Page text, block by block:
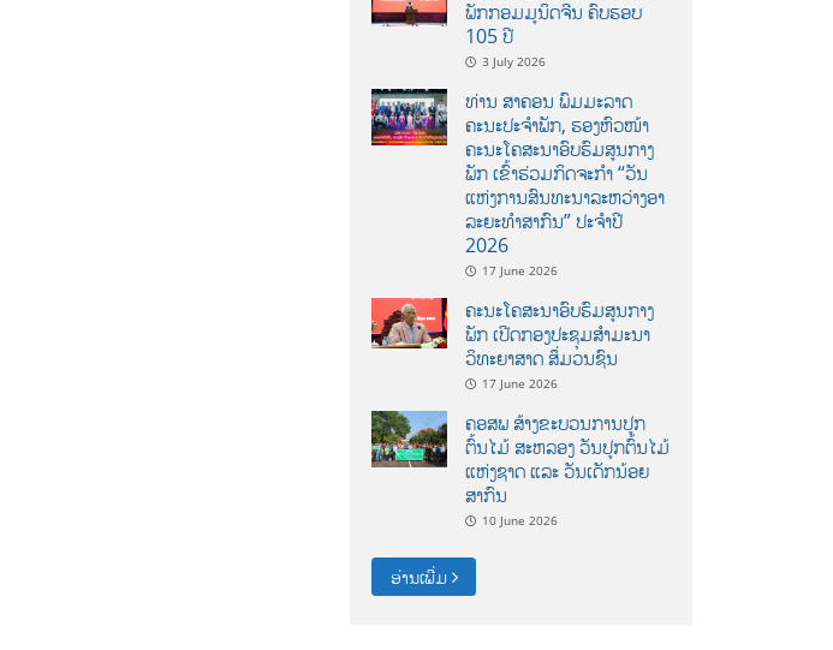
ພັກກອມມູນິດຈີນ ຄົບຮອບ
105 ປີ
3 July 2026
ທ່ານ ສາຄອນ ພົມມະລາດ
ຄະນະປະຈໍາພັກ, ຮອງຫົວໜ້າ
ຄະນະໂຄສະນາອົບຮົມສູນກາງ
ພັກ ເຂົ້າຮ່ວມກິດຈະກຳ “ວັນ
ແຫ່ງການສົນທະນາລະຫວ່າງອາ
ລະຍະທຳສາກົນ” ປະຈຳປີ
2026
17 June 2026
ຄະນະໂຄສະນາອົບຮົມສູນກາງ
ພັກ ເປີດກອງປະຊຸມສຳມະນາ
ວິທະຍາສາດ ສຶ່ມວນຊົນ
17 June 2026
ຄອສພ ສ້າງຂະບວນການປູກ
ຕົ້ນໄມ້ ສະຫລອງ ວັນປູກຕົ້ນໄມ້
ແຫ່ງຊາດ ແລະ ວັນເດັກນ້ອຍ
ສາກົນ
10 June 2026
ອ່ານເພີ່ມ